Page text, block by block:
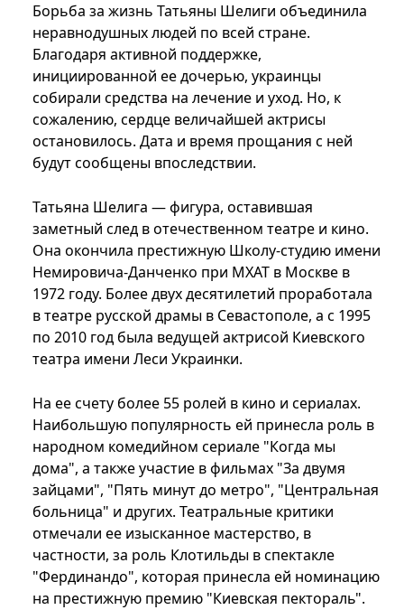
Борьба за жизнь Татьяны Шелиги объединила
неравнодушных людей по всей стране.
Благодаря активной поддержке,
инициированной ее дочерью, украинцы
собирали средства на лечение и уход. Но, к
сожалению, сердце величайшей актрисы
остановилось. Дата и время прощания с ней
будут сообщены впоследствии.
Татьяна Шелига — фигура, оставившая
заметный след в отечественном театре и кино.
Она окончила престижную Школу-студию имени
Немировича-Данченко при МХАТ в Москве в
1972 году. Более двух десятилетий проработала
в театре русской драмы в Севастополе, а с 1995
по 2010 год была ведущей актрисой Киевского
театра имени Леси Украинки.
На ее счету более 55 ролей в кино и сериалах.
Наибольшую популярность ей принесла роль в
народном комедийном сериале "Когда мы
дома", а также участие в фильмах "За двумя
зайцами", "Пять минут до метро", "Центральная
больница" и других. Театральные критики
отмечали ее изысканное мастерство, в
частности, за роль Клотильды в спектакле
"Фердинандо", которая принесла ей номинацию
на престижную премию "Киевская пектораль".